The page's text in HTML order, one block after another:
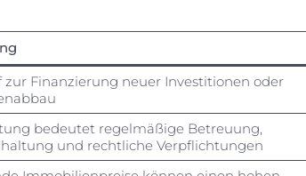
zur Finanzierung neuer Investitionen oder
bedeutet regelmäßige Betreuung,
und rechtliche Verpflichtungen